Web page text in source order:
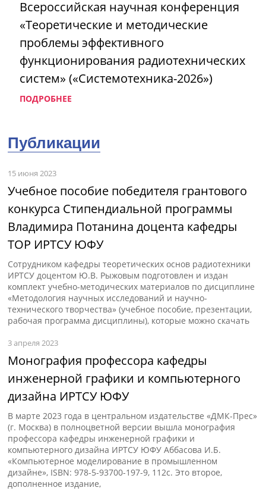
Всероссийская научная конференция
«Теоретические и методические
проблемы эффективного
функционирования радиотехнических
систем» («Системотехника-2026»)
ПОДРОБНЕЕ
Публикации
15 июня 2023
Учебное пособие победителя грантового
конкурса Стипендиальной программы
Владимира Потанина доцента кафедры
ТОР ИРТСУ ЮФУ
Сотрудником кафедры теоретических основ радиотехники
ИРТСУ доцентом Ю.В. Рыжовым подготовлен и издан
комплект учебно-методических материалов по дисциплине
«Методология научных исследований и научно-
технического творчества» (учебное пособие, презентации,
рабочая программа дисциплины), которые можно скачать
3 апреля 2023
Монография профессора кафедры
инженерной графики и компьютерного
дизайна ИРТСУ ЮФУ
В марте 2023 года в центральном издательстве «ДМК-Прес»
(г. Москва) в полноцветной версии вышла монография
профессора кафедры инженерной графики и
компьютерного дизайна ИРТСУ ЮФУ Аббасова И.Б.
«Компьютерное моделирование в промышленном
дизайне», ISBN: 978-5-93700-197-9, 112с. Это второе,
дополненное издание,